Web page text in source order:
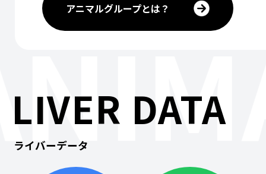
アニマルグループとは？
LIVER DATA
ライバーデータ